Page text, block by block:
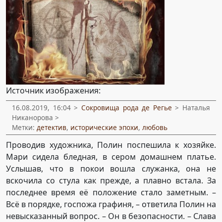
Источник изображения:
16.08.2019, 16:04 > Сокровища рода де Регье > Наталья
Никанорова >
Метки: детектив, исторические эпохи, любовь
Проводив художника, Полин поспешила к хозяйке.
Мари сидела бледная, в сером домашнем платье.
Услышав, что в покои вошла служанка, она не
вскочила со стула как прежде, а плавно встала. За
последнее время её положение стало заметным. –
Всё в порядке, госпожа графиня, – ответила Полин на
невысказанный вопрос. – Он в безопасности. – Слава